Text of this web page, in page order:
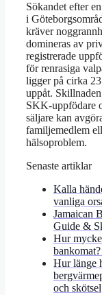
Sökandet efter
i
kräver
domineras av
registrerade
för renrasiga
ligger på cirka
uppåt.
SKK-uppfödare
säljare kan
familjemedlem
hälsoproblem.
Senaste artiklar
Kalla
vanliga
Jamaican
Guide &
Hur
Hur länge
och skötsel